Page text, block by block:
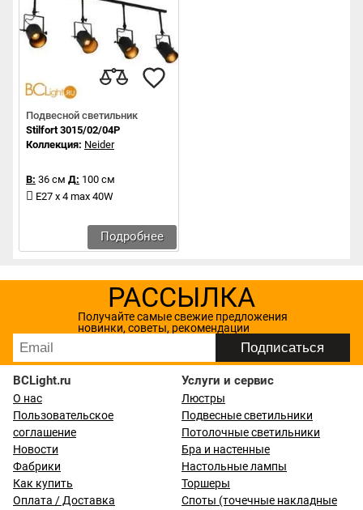
Подвесной светильник
Stilfort 3015/02/04P
Коллекция: Neider
В: 36 см Д: 100 см
E27 x 4 max 40W
Подробнее
РАССЫЛКА
Получайте самые свежие предложения
новинки, советы, рекомендации
BCLight.ru
О нас
Пользовательское
соглашение
Новости
Фабрики
Как купить
Оплата / Доставка
Услуги и сервис
Люстры
Подвесные светильники
Потолочные светильники
Бра и настенные
Настольные лампы
Торшеры
Споты (точечные накладные